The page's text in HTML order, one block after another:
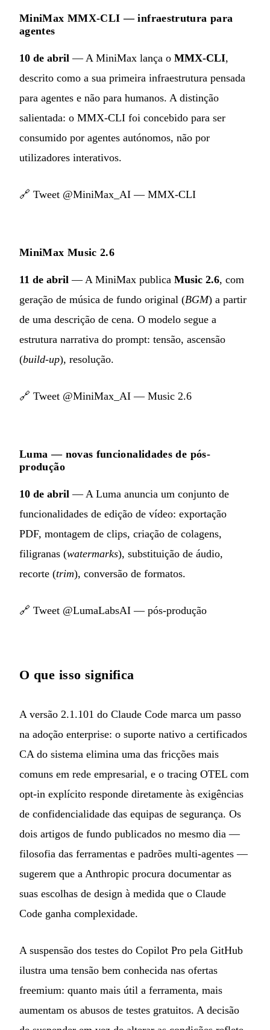
MiniMax MMX-CLI — infraestrutura para
agentes
10 de abril — A MiniMax lança o MMX-CLI,
descrito como a sua primeira infraestrutura pensada
para agentes e não para humanos. A distinção
salientada: o MMX-CLI foi concebido para ser
consumido por agentes autónomos, não por
utilizadores interativos.
🔗 Tweet @MiniMax_AI — MMX-CLI
MiniMax Music 2.6
11 de abril — A MiniMax publica Music 2.6, com
geração de música de fundo original (BGM) a partir
de uma descrição de cena. O modelo segue a
estrutura narrativa do prompt: tensão, ascensão
(build-up), resolução.
🔗 Tweet @MiniMax_AI — Music 2.6
Luma — novas funcionalidades de pós-
produção
10 de abril — A Luma anuncia um conjunto de
funcionalidades de edição de vídeo: exportação
PDF, montagem de clips, criação de colagens,
filigranas (watermarks), substituição de áudio,
recorte (trim), conversão de formatos.
🔗 Tweet @LumaLabsAI — pós-produção
O que isso significa
A versão 2.1.101 do Claude Code marca um passo
na adoção enterprise: o suporte nativo a certificados
CA do sistema elimina uma das fricções mais
comuns em rede empresarial, e o tracing OTEL com
opt-in explícito responde diretamente às exigências
de confidencialidade das equipas de segurança. Os
dois artigos de fundo publicados no mesmo dia —
filosofia das ferramentas e padrões multi-agentes —
sugerem que a Anthropic procura documentar as
suas escolhas de design à medida que o Claude
Code ganha complexidade.
A suspensão dos testes do Copilot Pro pela GitHub
ilustra uma tensão bem conhecida nas ofertas
freemium: quanto mais útil a ferramenta, mais
aumentam os abusos de testes gratuitos. A decisão